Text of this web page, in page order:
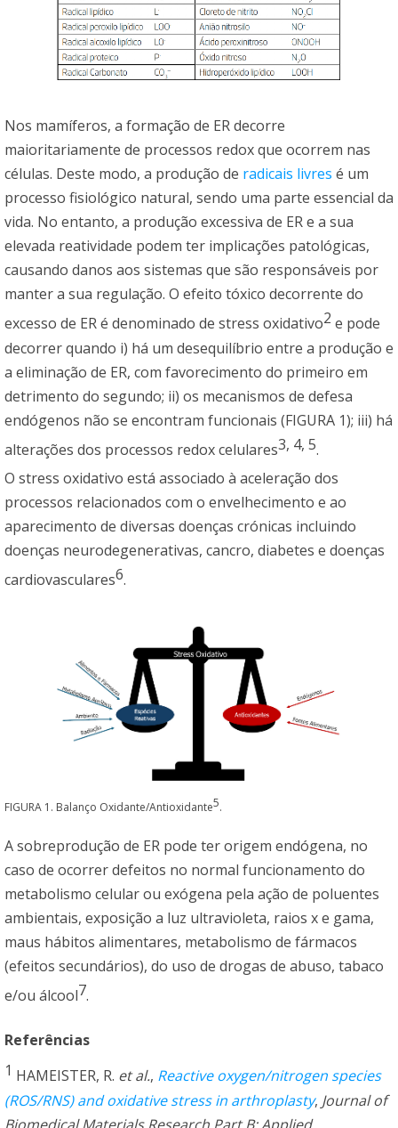
Nos mamíferos, a formação de ER decorre
maioritariamente de processos redox que ocorrem nas
células. Deste modo, a produção de radicais livres é um
processo fisiológico natural, sendo uma parte essencial da
vida. No entanto, a produção excessiva de ER e a sua
elevada reatividade podem ter implicações patológicas,
causando danos aos sistemas que são responsáveis por
manter a sua regulação. O efeito tóxico decorrente do
excesso de ER é denominado de stress oxidativo2 e pode
decorrer quando i) há um desequilíbrio entre a produção e
a eliminação de ER, com favorecimento do primeiro em
detrimento do segundo; ii) os mecanismos de defesa
endógenos não se encontram funcionais (FIGURA 1); iii) há
alterações dos processos redox celulares3, 4, 5.
O stress oxidativo está associado à aceleração dos
processos relacionados com o envelhecimento e ao
aparecimento de diversas doenças crónicas incluindo
doenças neurodegenerativas, cancro, diabetes e doenças
cardiovasculares6.
FIGURA 1. Balanço Oxidante/Antioxidante5.
A sobreprodução de ER pode ter origem endógena, no
caso de ocorrer defeitos no normal funcionamento do
metabolismo celular ou exógena pela ação de poluentes
ambientais, exposição a luz ultravioleta, raios x e gama,
maus hábitos alimentares, metabolismo de fármacos
(efeitos secundários), do uso de drogas de abuso, tabaco
e/ou álcool7.
Referências
1 HAMEISTER, R. et al., Reactive oxygen/nitrogen species
(ROS/RNS) and oxidative stress in arthroplasty, Journal of